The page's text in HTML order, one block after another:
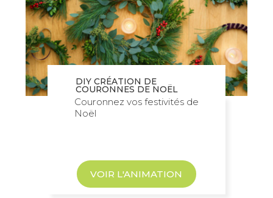
DIY CRÉATION DE
COURONNES DE NOËL
Couronnez vos festivités de
Noël
VOIR L'ANIMATION